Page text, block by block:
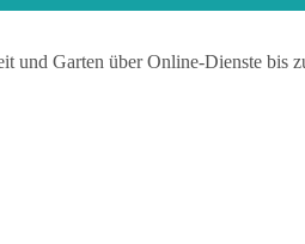
Garten über Online-Dienste bis